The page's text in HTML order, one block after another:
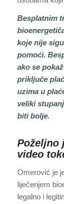
Besplatnim
koje nije
pomoći.
ako se
priključe
uzima u
veliki
biti bolje.
Poželjno
video
Omerović je
liječenjem
legalno i